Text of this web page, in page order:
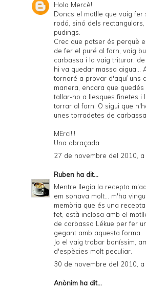
Hola Mercè!
Doncs el motlle que vaig fer
rodó, sinó dels
pudings.
Crec que potser és perquè
de fer el puré al forn, vaig
carbassa i la vaig triturar,
hi va quedar massa aigua...
tornaré a provar d'aquí uns
manera, encara que quedés
tallar-ho a llesques finetes i
torrar al forn. O sigui que
unes torradetes de
MErci!!!
Una abraçada
27 de novembre del 2010, a
Ruben ha dit...
Mentre llegia la recepta
em sonava molt... m'ha
memòria que és una
fet, està inclosa amb el
de carbassa Lékue per fer
gegant amb aquesta forma.
Jo el vaig trobar boníssim,
d'espècies molt peculiar.
30 de novembre del 2010, a
Anònim ha dit...